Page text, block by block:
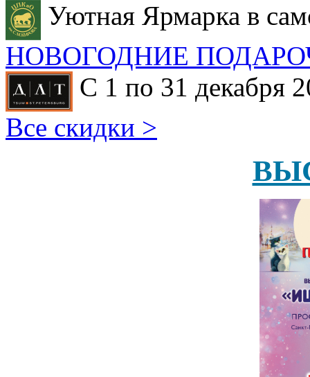
Уютная Ярмарка в
НОВОГОДНИЕ
С 1 по 31 декабря
Все скидки >